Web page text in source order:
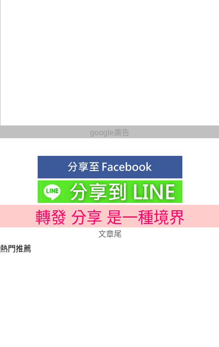
google廣告
轉發 分享 是一種境界
文章尾
熱門推薦